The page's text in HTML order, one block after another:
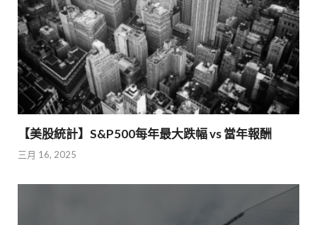
【美股統計】S&P500每年最大跌幅 vs 當年報酬
三月 16, 2025